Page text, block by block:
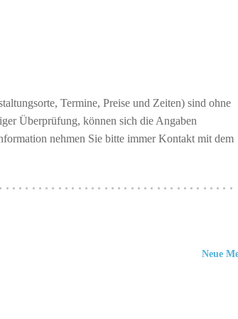
Termine, Preise und Zeiten) sind ohne
Überprüfung, können sich die Angaben
nehmen Sie bitte immer Kontakt mit dem
Neue